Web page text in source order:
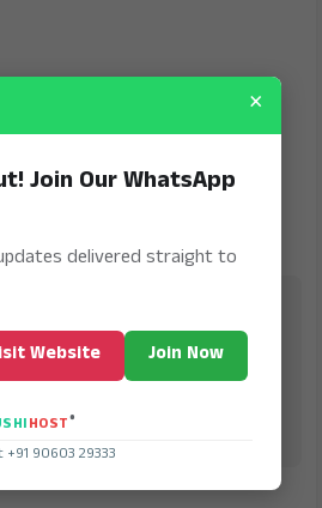
Newspaper, Publishing Platform
National & International,
Science, Current Affairs. Latest
×
Join Our WhatsApp
delivered straight to
Website Join Now
HOST®
+91 90603 29333